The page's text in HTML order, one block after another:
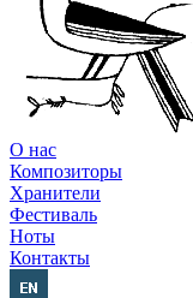
О нас
Композиторы
Хранители
Фестиваль
Ноты
Контакты